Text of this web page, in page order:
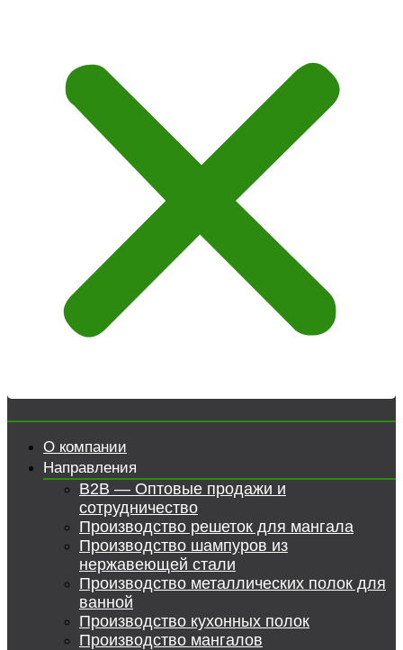
О компании
Направления
B2B — Оптовые продажи и
сотрудничество
Производство решеток для мангала
Производство шампуров из
нержавеющей стали
Производство металлических полок для
ванной
Производство кухонных полок
Производство мангалов